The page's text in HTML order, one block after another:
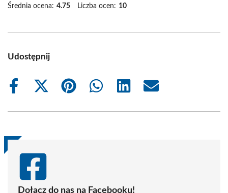
Średnia ocena: 4.75 Liczba ocen: 10
Udostępnij
Share
Share
(Twitter)
Share
Share
Share
Share
Dołącz do nas na Facebooku!